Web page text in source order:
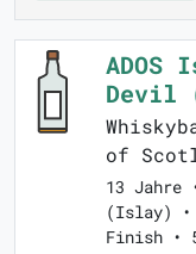
ADOS
Devil
of
13 Jahre
(Islay) •
Finish •